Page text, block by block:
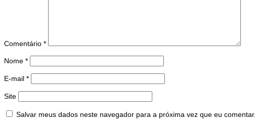
Comentário *
Nome *
E-mail *
Site
Salvar meus dados neste navegador para a próxima vez que eu comentar.